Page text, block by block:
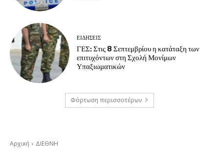
ΕΙΔΗΣΕΙΣ
ΓΕΣ: Στις 8 Σεπτεμβρίου η κατάταξη των
επιτυχόντων στη Σχολή Μονίμων
Υπαξιωματικών
Φόρτωση περισσοτέρων